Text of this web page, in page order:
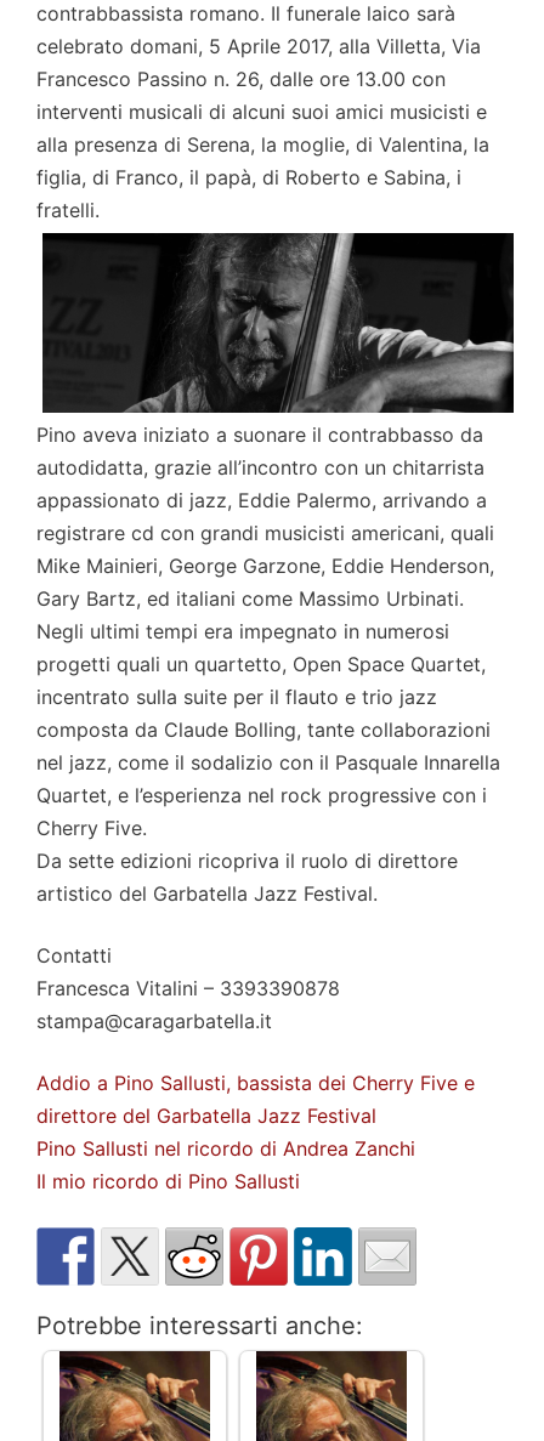
contrabbassista romano. Il funerale laico sarà
celebrato domani, 5 Aprile 2017, alla Villetta, Via
Francesco Passino n. 26, dalle ore 13.00 con
interventi musicali di alcuni suoi amici musicisti e
alla presenza di Serena, la moglie, di Valentina, la
figlia, di Franco, il papà, di Roberto e Sabina, i
fratelli.
Pino aveva iniziato a suonare il contrabbasso da
autodidatta, grazie all’incontro con un chitarrista
appassionato di jazz, Eddie Palermo, arrivando a
registrare cd con grandi musicisti americani, quali
Mike Mainieri, George Garzone, Eddie Henderson,
Gary Bartz, ed italiani come Massimo Urbinati.
Negli ultimi tempi era impegnato in numerosi
progetti quali un quartetto, Open Space Quartet,
incentrato sulla suite per il flauto e trio jazz
composta da Claude Bolling, tante collaborazioni
nel jazz, come il sodalizio con il Pasquale Innarella
Quartet, e l’esperienza nel rock progressive con i
Cherry Five.
Da sette edizioni ricopriva il ruolo di direttore
artistico del Garbatella Jazz Festival.
Contatti
Francesca Vitalini – 3393390878
stampa@caragarbatella.it
Addio a Pino Sallusti, bassista dei Cherry Five e
direttore del Garbatella Jazz Festival
Pino Sallusti nel ricordo di Andrea Zanchi
Il mio ricordo di Pino Sallusti
Potrebbe interessarti anche: